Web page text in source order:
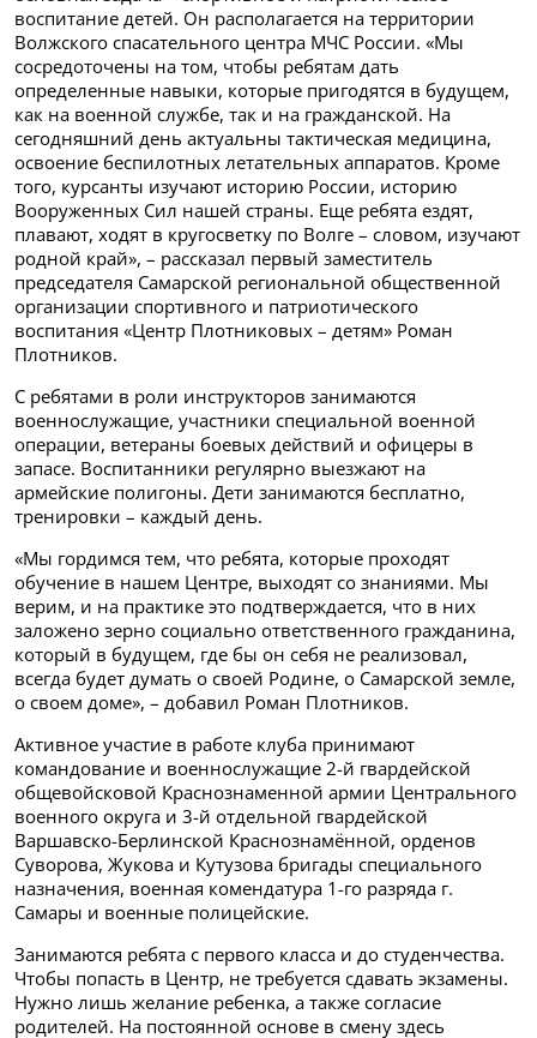
воспитание детей. Он располагается на территории
Волжского спасательного центра МЧС России. «Мы
сосредоточены на том, чтобы ребятам дать
определенные навыки, которые пригодятся в будущем,
как на военной службе, так и на гражданской. На
сегодняшний день актуальны тактическая медицина,
освоение беспилотных летательных аппаратов. Кроме
того, курсанты изучают историю России, историю
Вооруженных Сил нашей страны. Еще ребята ездят,
плавают, ходят в кругосветку по Волге – словом, изучают
родной край», – рассказал первый заместитель
председателя Самарской региональной общественной
организации спортивного и патриотического
воспитания «Центр Плотниковых – детям» Роман
Плотников.
С ребятами в роли инструкторов занимаются
военнослужащие, участники специальной военной
операции, ветераны боевых действий и офицеры в
запасе. Воспитанники регулярно выезжают на
армейские полигоны. Дети занимаются бесплатно,
тренировки – каждый день.
«Мы гордимся тем, что ребята, которые проходят
обучение в нашем Центре, выходят со знаниями. Мы
верим, и на практике это подтверждается, что в них
заложено зерно социально ответственного гражданина,
который в будущем, где бы он себя не реализовал,
всегда будет думать о своей Родине, о Самарской земле,
о своем доме», – добавил Роман Плотников.
Активное участие в работе клуба принимают
командование и военнослужащие 2-й гвардейской
общевойсковой Краснознаменной армии Центрального
военного округа и 3-й отдельной гвардейской
Варшавско-Берлинской Краснознамённой, орденов
Суворова, Жукова и Кутузова бригады специального
назначения, военная комендатура 1-го разряда г.
Самары и военные полицейские.
Занимаются ребята с первого класса и до студенчества.
Чтобы попасть в Центр, не требуется сдавать экзамены.
Нужно лишь желание ребенка, а также согласие
родителей. На постоянной основе в смену здесь